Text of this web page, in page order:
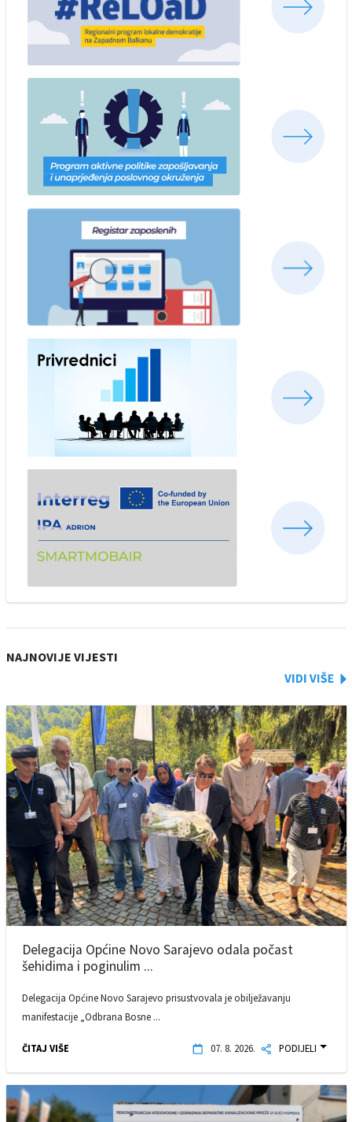
NAJNOVIJE VIJESTI
Delegacija Općine Novo Sarajevo odala počast
šehidima i poginulim ...
Delegacija Općine Novo Sarajevo prisustvovala je obilježavanju
manifestacije „Odbrana Bosne ...
ČITAJ VIŠE 07. 8. 2026. PODIJELI